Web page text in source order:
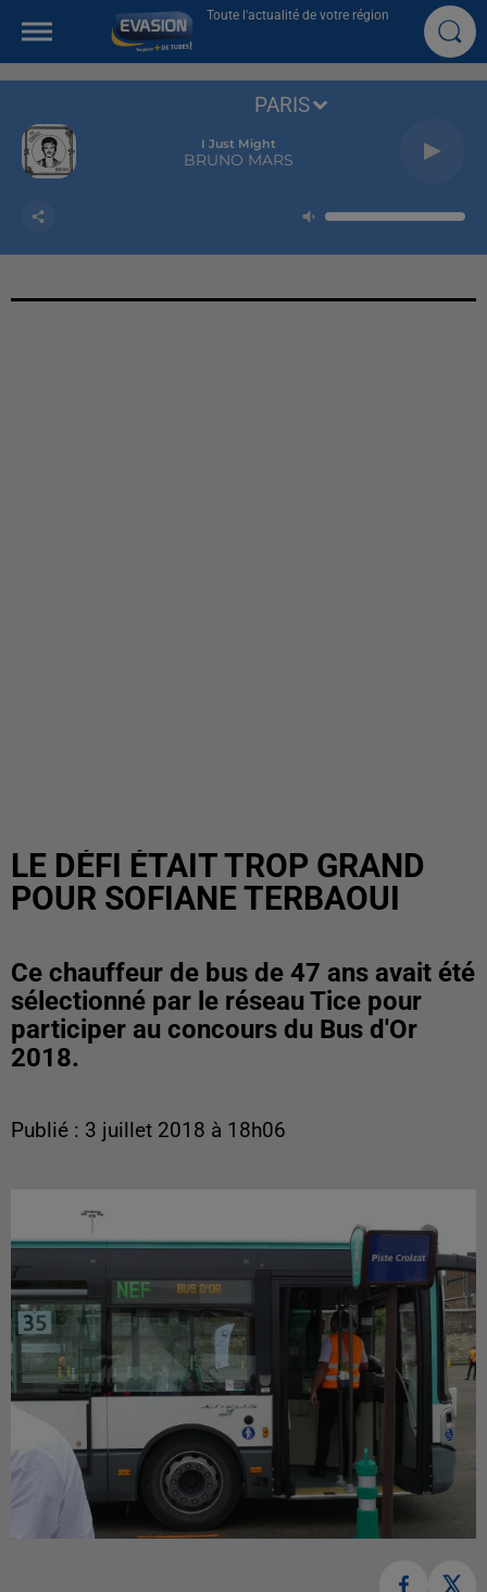
Toute l'actualité de votre région
I Just Might
BRUNO MARS
PARIS
LE DÉFI ÉTAIT TROP GRAND
POUR SOFIANE TERBAOUI
Ce chauffeur de bus de 47 ans avait été
sélectionné par le réseau Tice pour
participer au concours du Bus d'Or
2018.
Publié : 3 juillet 2018 à 18h06